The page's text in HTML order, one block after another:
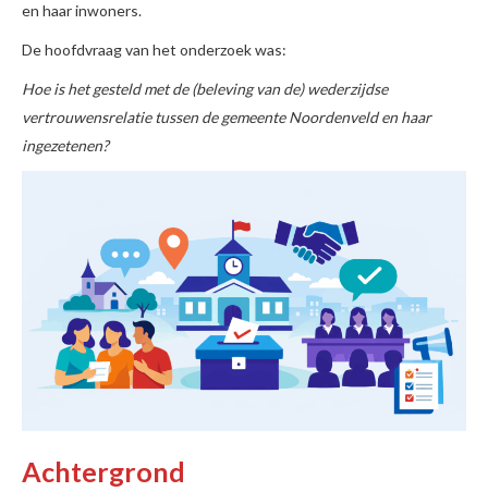
en haar inwoners.
De hoofdvraag van het onderzoek was:
Hoe is het gesteld met de (beleving van de) wederzijdse
vertrouwensrelatie tussen de gemeente Noordenveld en haar
ingezetenen?
Achtergrond